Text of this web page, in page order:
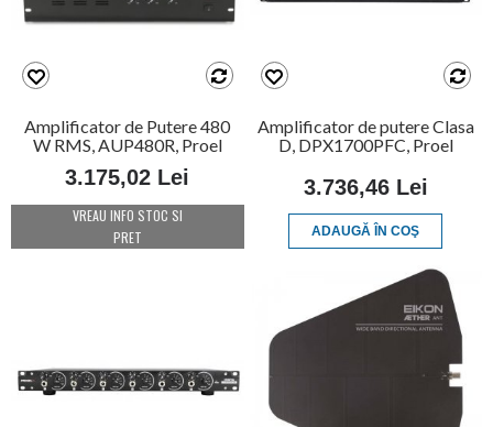
Amplificator de Putere 480
W RMS, AUP480R, Proel
3.175,02 Lei
VREAU INFO STOC SI
PRET
Amplificator de putere Clasa
D, DPX1700PFC, Proel
3.736,46 Lei
ADAUGĂ ÎN COŞ